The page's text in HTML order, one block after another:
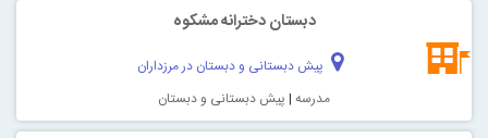
دبستان دخترانه مشکوه
پیش دبستانی و دبستان در مرزداران
مدرسه | پیش دبستانی و دبستان